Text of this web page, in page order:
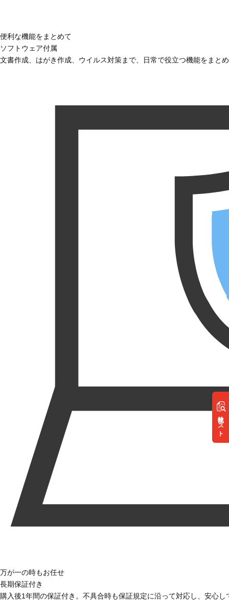
リスト
便利な機能をまとめて
ソフトウェア付属
文書作成、はがき作成、ウイルス対策まで、日常で役立つ機能をまと
万が一の時もお任せ
長期保証付き
購入後1年間の保証付き。不具合時も保証規定に沿って対応し、安心